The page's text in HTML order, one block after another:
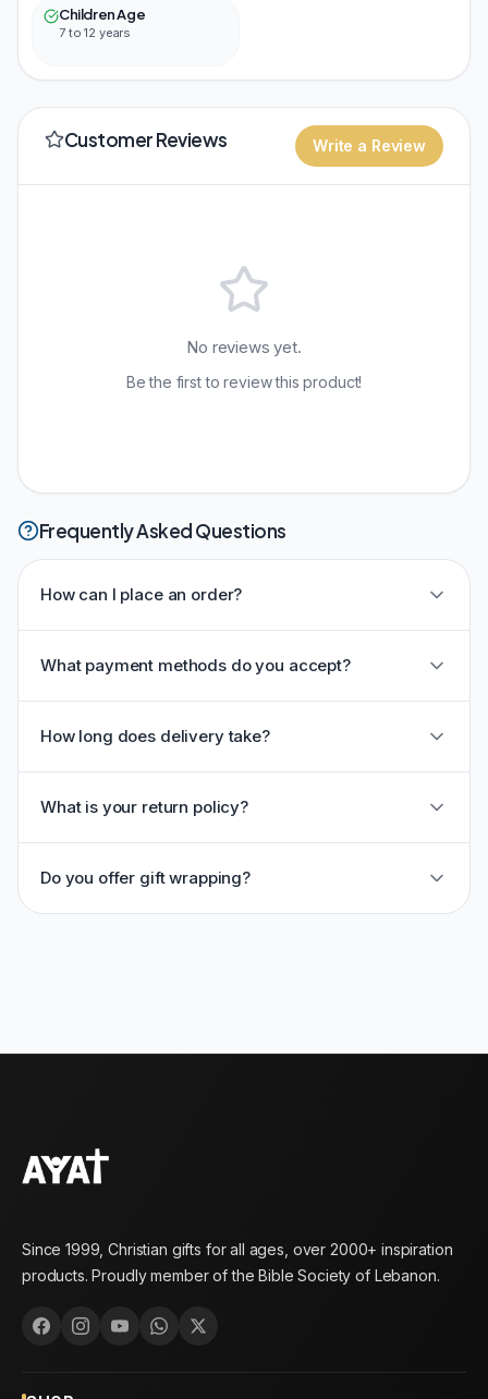
Children Age
7 to 12 years
Customer Reviews Write a Review
No reviews yet.
Be the first to review this product!
Frequently Asked Questions
How can I place an order?
What payment methods do you accept?
How long does delivery take?
What is your return policy?
Do you offer gift wrapping?
Since 1999, Christian gifts for all ages, over 2000+ inspiration
products. Proudly member of the Bible Society of Lebanon.